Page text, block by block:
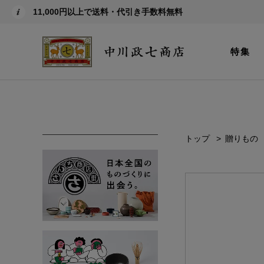
11,000円以上で送料・代引き手数料無料
特集
トップ 贈りもの